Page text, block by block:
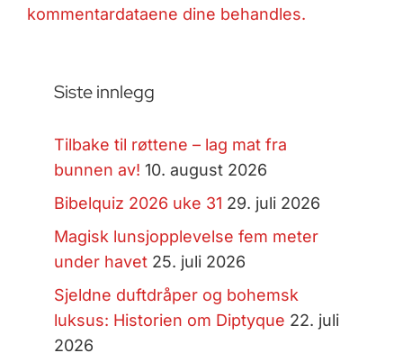
kommentardataene dine behandles.
Siste innlegg
Tilbake til røttene – lag mat fra
bunnen av! 10. august 2026
Bibelquiz 2026 uke 31 29. juli 2026
Magisk lunsjopplevelse fem meter
under havet 25. juli 2026
Sjeldne duftdråper og bohemsk
luksus: Historien om Diptyque 22. juli
2026